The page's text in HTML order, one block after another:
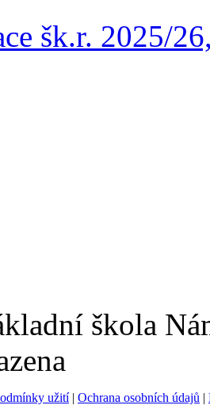
šk.r. 2025/
škola
užití| Ochrana osobních údajů |